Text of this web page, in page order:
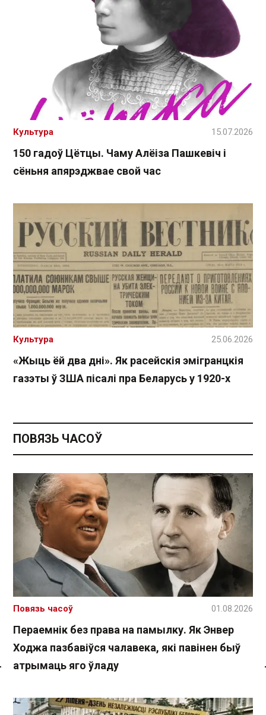
150 гадоў Цётцы. Чаму Алёіза Пашкевіч і
сёньня апярэджвае свой час
Культура 15.07.2026
«Жыць ёй два дні». Як расейскія эмігранцкія
газэты ў ЗША пісалі пра Беларусь у 1920-х
Культура 25.06.2026
ПОВЯЗЬ ЧАСОЎ
Пераемнік без права на памылку. Як Энвер
Ходжа пазбавіўся чалавека, які павінен быў
атрымаць яго ўладу
Повязь часоў 01.08.2026